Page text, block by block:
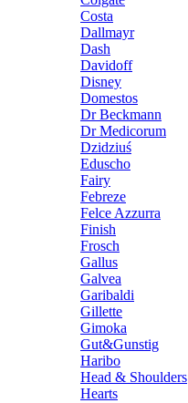
Costa
Dallmayr
Dash
Davidoff
Disney
Domestos
Dr Beckmann
Dr Medicorum
Dzidziuś
Eduscho
Fairy
Febreze
Felce Azzurra
Finish
Frosch
Gallus
Galvea
Garibaldi
Gillette
Gimoka
Gut&Gunstig
Haribo
Head & Shoulders
Hearts